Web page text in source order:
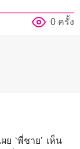
0 ครั้ง
ย ‘พี่ชาย’ เห็น